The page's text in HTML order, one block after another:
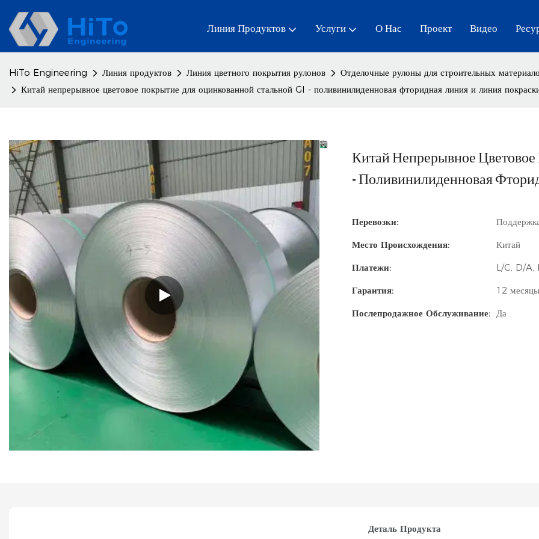
Линия Продуктов Услуги О Нас Проект Видео
HiTo Engineering Линия продуктов Линия цветного покрытия рулонов
Отделочные рулоны для строительных
Китай непрерывное цветовое покрытие для оцинкованной стальной GI - поливинилиденновая фторидная линия и линия
Китай Непрерывное
- Поливинилиденновая
Перевозки:
Место Происхождения:
Китай
Платежи:
L/C, D/
Гарантия:
12 месяцы
Послепродажное Обслуживание: Да
Деталь Продукта